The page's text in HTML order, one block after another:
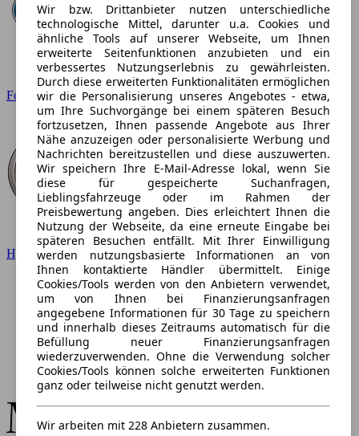
Ford
Hyundai
Wir bzw. Drittanbieter nutzen unterschiedliche
technologische Mittel, darunter u.a. Cookies und
ähnliche Tools auf unserer Webseite, um Ihnen
erweiterte Seitenfunktionen anzubieten und ein
verbessertes Nutzungserlebnis zu gewährleisten.
Durch diese erweiterten Funktionalitäten ermöglichen
wir die Personalisierung unseres Angebotes - etwa,
um Ihre Suchvorgänge bei einem späteren Besuch
fortzusetzen, Ihnen passende Angebote aus Ihrer
Nähe anzuzeigen oder personalisierte Werbung und
Nachrichten bereitzustellen und diese auszuwerten.
Wir speichern Ihre E-Mail-Adresse lokal, wenn Sie
diese für gespeicherte Suchanfragen,
Lieblingsfahrzeuge oder im Rahmen der
Preisbewertung angeben. Dies erleichtert Ihnen die
Nutzung der Webseite, da eine erneute Eingabe bei
späteren Besuchen entfällt. Mit Ihrer Einwilligung
werden nutzungsbasierte Informationen an von
Ihnen kontaktierte Händler übermittelt. Einige
Cookies/Tools werden von den Anbietern verwendet,
um von Ihnen bei Finanzierungsanfragen
angegebene Informationen für 30 Tage zu speichern
und innerhalb dieses Zeitraums automatisch für die
Befüllung neuer Finanzierungsanfragen
wiederzuverwenden. Ohne die Verwendung solcher
Cookies/Tools können solche erweiterten Funktionen
ganz oder teilweise nicht genutzt werden.
Wir arbeiten mit 228 Anbietern zusammen.